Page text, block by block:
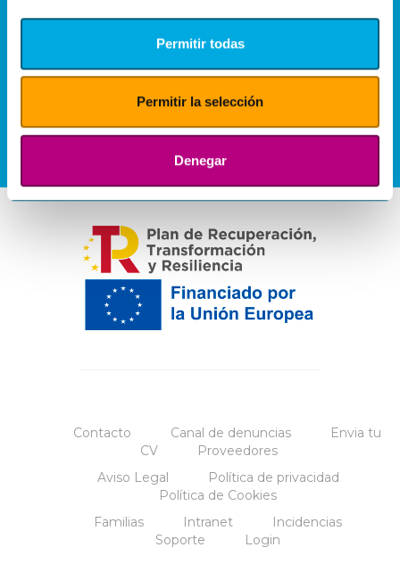
Permitir todas
Permitir la selección
Denegar
Contacto Canal de denuncias
Envia tu
CV
Proveedores
Aviso Legal
Política de privacidad
Política de Cookies
Familias
Intranet
Incidencias
Soporte
Login